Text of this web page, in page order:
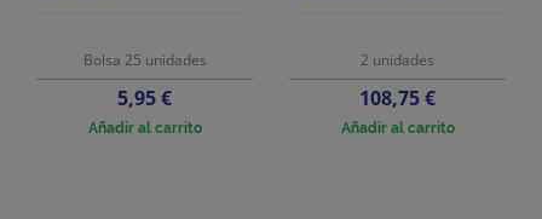
Bolsa 25 unidades
Precio
5,95 €
Añadir al carrito
2 unidades
Precio
108,75 €
Añadir al carrito